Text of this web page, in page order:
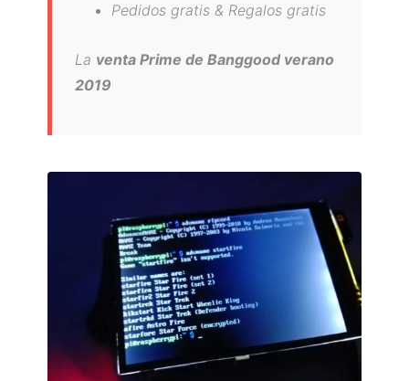
Pedidos gratis & Regalos gratis
La venta Prime de Banggood verano
2019